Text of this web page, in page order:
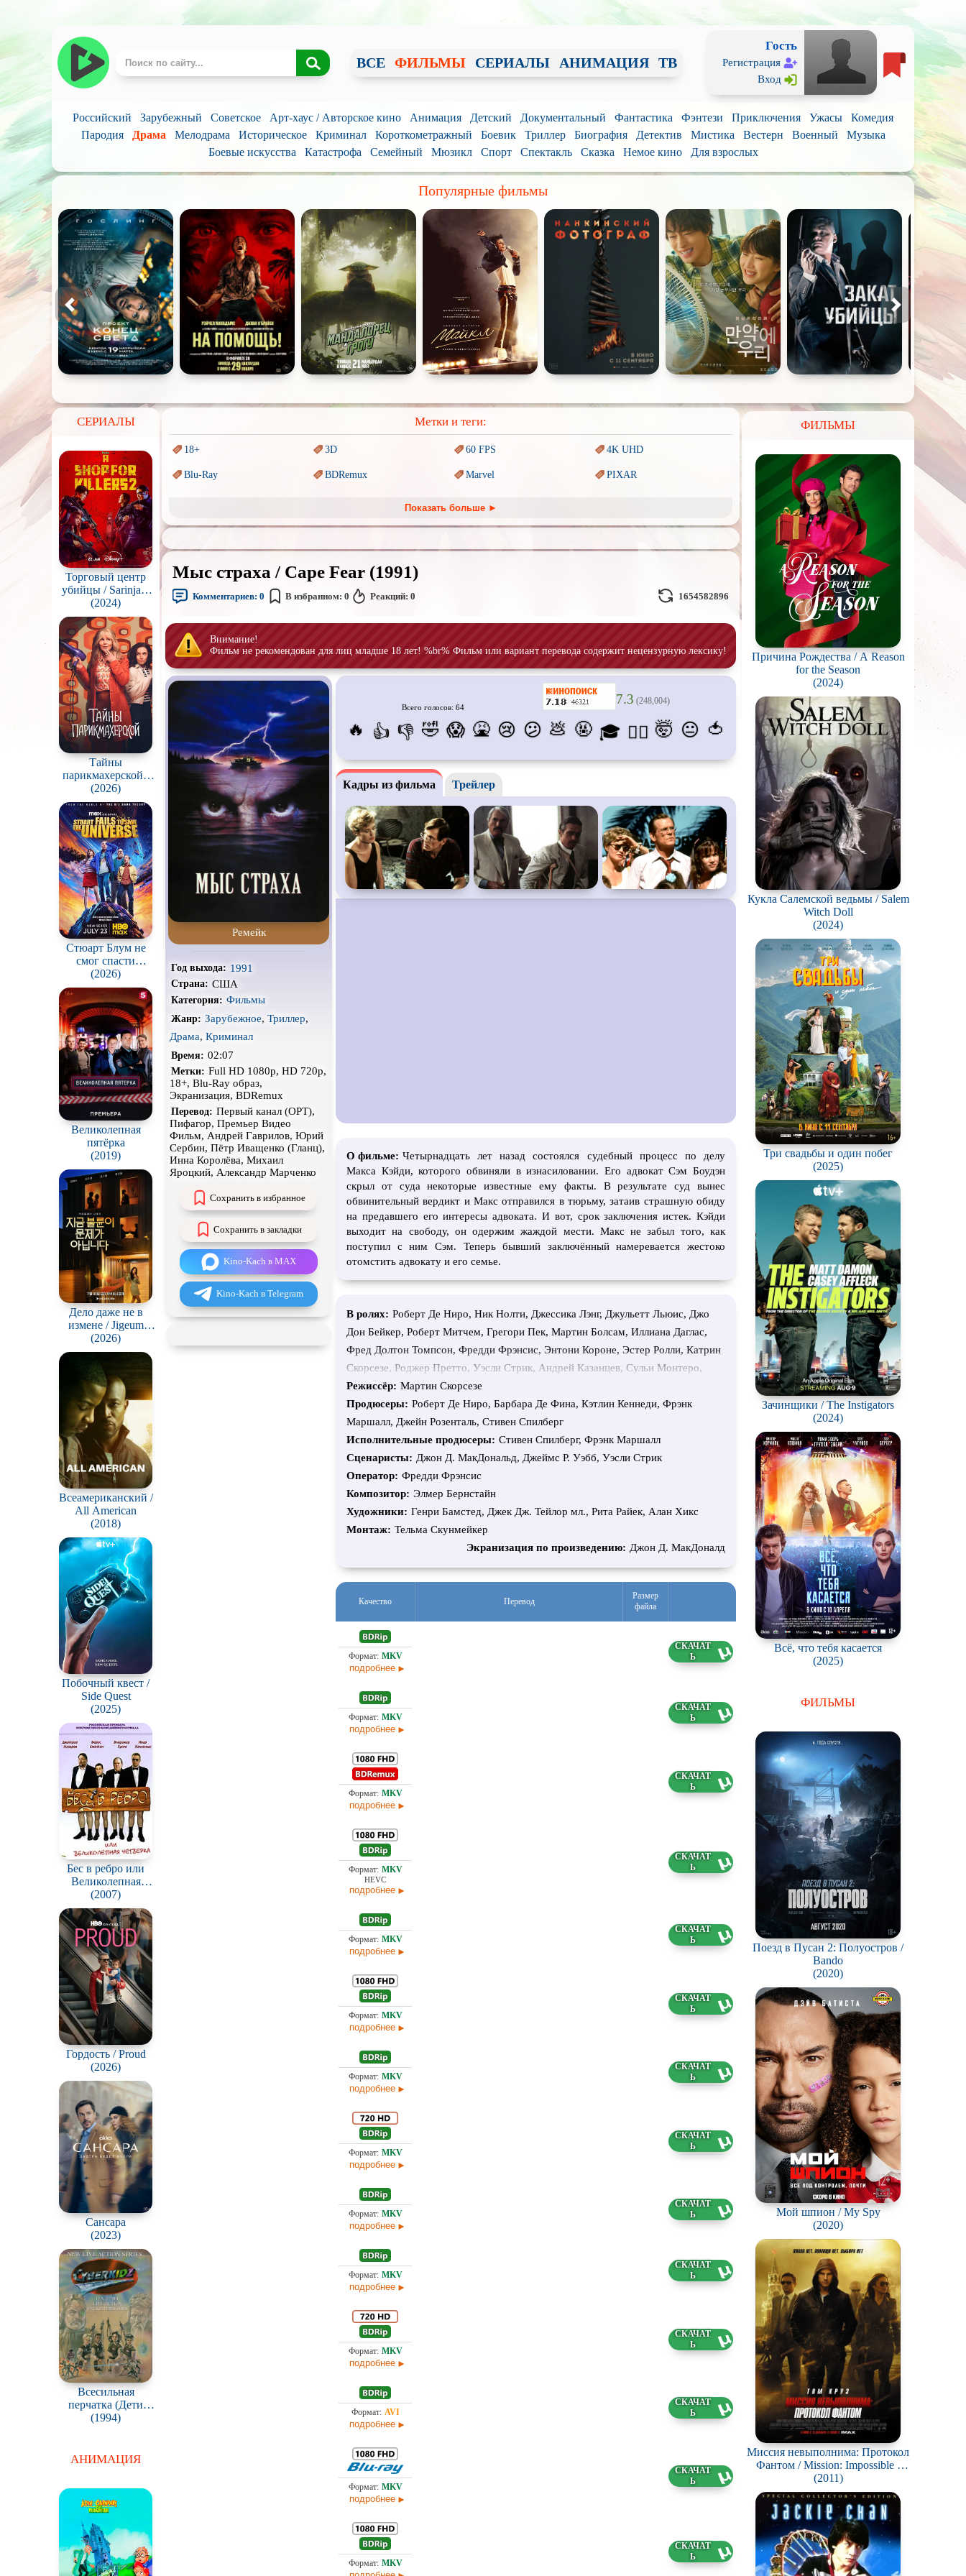
ВСЕ ФИЛЬМЫ СЕРИАЛЫ АНИМАЦИЯ ТВ
Гость
Регистрация
Вход
Российский Зарубежный Советское Арт-хаус / Авторское кино Анимация Детский Документальный Фантастика Фэнтези Приключения Ужасы
Комедия
Пародия
Драма Мелодрама Историческое Криминал Короткометражный Боевик Триллер Биография Детектив Мистика Вестерн Военный
Музыка
Боевые искусства
Катастрофа Семейный Мюзикл Спорт Спектакль Сказка Немое кино Для взрослых
Популярные фильмы
СЕРИАЛЫ
Торговый центр
убийцы / Sarinjaui
syopingmol
(2024)
Тайны
парикмахерской /
The Hairdresser
Mysteries
(2026)
Стюарт Блум не
смог спасти
вселенную / Stuart
Fails to Save the
Universe
(2026)
Великолепная
пятёрка
(2019)
Дело даже не в
измене / Jigeum
bullyuni munjega
animnida
(2026)
Всеамериканский /
All American
(2018)
Побочный квест /
Side Quest
(2025)
Бес в ребро или
Великолепная
четвёрка
(2007)
Гордость / Proud
(2026)
Сансара
(2023)
Всесильная
перчатка (Дети
против Монстров) /
(1994)
АНИМАЦИЯ
Метки и теги:
18+ 3D 60 FPS 4K UHD
Blu-Ray BDRemux Marvel PIXAR
Аниме Антиутопия Врачи Гении
Индийское кино Киберпанк Коллекция Комикс
Маги и Волшебники Наркотики
Параллельные миры
Пеплум
Про акул Про апокалипсис Про богов Про богатых
Про вампиров Про ведьм Про выживание
Про гангстеров Про гонки Про динозавров
Про драконов Про животных Про зомби Про инопланетян
Про корабли и подводные
лодки
Про космос Про любовь Про маньяков исерийных
Про мафию
Про оборотней Про пиратов
Про путешествия во
времени
Про роботов Про рыцарей Про самолёты
Про собак Про снайперов Про супергероев Про танки
Про тюрьму Про футбол Про хакеров
Про хоккей ифигурное
Про шпионов Про Юристов иАдвокатов Псевдодокументальный
Режиссёрская версия
Чёрная комедия
CAMRip
Показать больше ►
Мыс страха / Cape Fear (1991)
Комментариев: 0 В избранном: 0 Реакций: 0 1654582896
Внимание!
Фильм не рекомендован для лиц младше 18 лет! %br% Фильм или вариант перевода содержит нецензурную лексику!
Ремейк
Год выхода: 1991
Страна: США
Категория: Фильмы
Жанр: Зарубежное, Триллер,
Драма, Криминал
Время: 02:07
Метки: Full HD 1080p, HD 720p,
18+, Blu-Ray образ,
Экранизация, BDRemux
Перевод: Первый канал (ОРТ),
Пифагор, Премьер Видео
Фильм, Андрей Гаврилов, Юрий
Сербин, Пётр Иващенко (Гланц),
Инна Королёва, Михаил
Яроцкий, Александр Марченко
Сохранить в избранное
Сохранить в закладки
Kino-Kach в MAX
Kino-Kach в Telegram
Всего голосов: 64
7.3 (248,004)
🔥 👍 👎 🤣 😱 🤮 😢 😕 💩 🤬 🎓 😵‍💫 🤯 😐 🍅
Кадры из фильма Трейлер
О фильме: Четырнадцать лет назад состоялся судебный процесс по делу
Макса Кэйди, которого обвиняли в изнасиловании. Его адвокат Сэм Боудэн
скрыл от суда некоторые известные ему факты. В результате суд вынес
обвинительный вердикт и Макс отправился в тюрьму, затаив страшную обиду
на предавшего его интересы адвоката. И вот, срок заключения истек. Кэйди
выходит на свободу, он одержим жаждой мести. Макс не забыл того, как
поступил с ним Сэм. Теперь бывший заключённый намеревается жестоко
отомстить адвокату и его семье.
В ролях: Роберт Де Ниро, Ник Нолти, Джессика Лэнг, Джульетт Льюис, Джо
Дон Бейкер, Роберт Митчем, Грегори Пек, Мартин Болсам, Иллиана Даглас,
Фред Долтон Томпсон, Фредди Фрэнсис, Энтони Короне, Эстер Ролли, Катрин
Скорсезе, Роджер Претто, Уэсли Стрик, Андрей Казанцев, Сульи Монтеро,
Крэйг Хенне, Форест Бертон, Эдгар Аллан По IV, Род Болл, В. Пол Боди,
Джоэл Колкер, Тамара Джонс, Пэрррис Бакнер, Марго Морленд, Уилл
Никербоксер, Роберт Л. Герлак, Брюс Холдстин, Ричард Вассерман, Пол Нэгл
мл., Пол Фролер, Мэри Эллен О’Брайэн, Джоди Уилсон, С. Костиган, Доменика
Камерон-Скорцезе, Джар Стивен, Билли Д. Лукас, Кен Коллинз, Линда Перри,
Элизабет Мойер, Чарльз Скорсезе, Джеки Дэвис, Кен ВерКаммен
Режиссёр: Мартин Скорсезе
Продюсеры: Роберт Де Ниро, Барбара Де Фина, Кэтлин Кеннеди, Фрэнк
Маршалл, Джейн Розенталь, Стивен Спилберг
Исполнительные продюсеры: Стивен Спилберг, Фрэнк Маршалл
Сценаристы: Джон Д. МакДональд, Джеймс Р. Уэбб, Уэсли Стрик
Оператор: Фредди Фрэнсис
Композитор: Элмер Бернстайн
Художники: Генри Бамстед, Джек Дж. Тейлор мл., Рита Райек, Алан Хикс
Монтаж: Тельма Скунмейкер
Экранизация по произведению: Джон Д. МакДоналд
Качество Перевод
Размер
файла
подробнее
подробнее
подробнее
HEVC
подробнее
подробнее
подробнее
подробнее
подробнее
подробнее
подробнее
подробнее
подробнее
подробнее
ФИЛЬМЫ
Причина Рождества / A Reason
for the Season
(2024)
Кукла Салемской ведьмы / Salem
Witch Doll
(2024)
Три свадьбы и один побег
(2025)
Зачинщики / The Instigators
(2024)
Всё, что тебя касается
(2025)
ФИЛЬМЫ
Поезд в Пусан 2: Полуостров /
Bando
(2020)
Мой шпион / My Spy
(2020)
Миссия невыполнима: Протокол
Фантом / Mission: Impossible -
Ghost Protocol
(2011)